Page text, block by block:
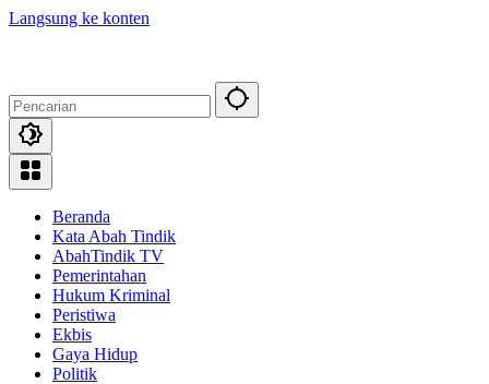
Langsung ke konten
Beranda
Kata Abah Tindik
AbahTindik TV
Pemerintahan
Hukum Kriminal
Peristiwa
Ekbis
Gaya Hidup
Politik